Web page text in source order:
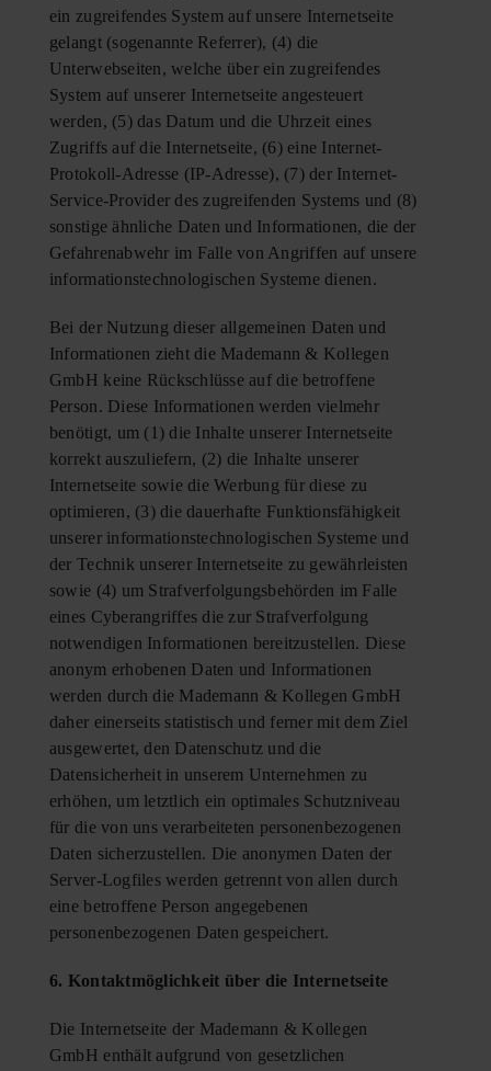
ein zugreifendes System auf unsere Internetseite
gelangt (sogenannte Referrer), (4) die
Unterwebseiten, welche über ein zugreifendes
System auf unserer Internetseite angesteuert
werden, (5) das Datum und die Uhrzeit eines
Zugriffs auf die Internetseite, (6) eine Internet-
Protokoll-Adresse (IP-Adresse), (7) der Internet-
Service-Provider des zugreifenden Systems und (8)
sonstige ähnliche Daten und Informationen, die der
Gefahrenabwehr im Falle von Angriffen auf unsere
informationstechnologischen Systeme dienen.
Bei der Nutzung dieser allgemeinen Daten und
Informationen zieht die Mademann & Kollegen
GmbH keine Rückschlüsse auf die betroffene
Person. Diese Informationen werden vielmehr
benötigt, um (1) die Inhalte unserer Internetseite
korrekt auszuliefern, (2) die Inhalte unserer
Internetseite sowie die Werbung für diese zu
optimieren, (3) die dauerhafte Funktionsfähigkeit
unserer informationstechnologischen Systeme und
der Technik unserer Internetseite zu gewährleisten
sowie (4) um Strafverfolgungsbehörden im Falle
eines Cyberangriffes die zur Strafverfolgung
notwendigen Informationen bereitzustellen. Diese
anonym erhobenen Daten und Informationen
werden durch die Mademann & Kollegen GmbH
daher einerseits statistisch und ferner mit dem Ziel
ausgewertet, den Datenschutz und die
Datensicherheit in unserem Unternehmen zu
erhöhen, um letztlich ein optimales Schutzniveau
für die von uns verarbeiteten personenbezogenen
Daten sicherzustellen. Die anonymen Daten der
Server-Logfiles werden getrennt von allen durch
eine betroffene Person angegebenen
personenbezogenen Daten gespeichert.
6. Kontaktmöglichkeit über die Internetseite
Die Internetseite der Mademann & Kollegen
GmbH enthält aufgrund von gesetzlichen